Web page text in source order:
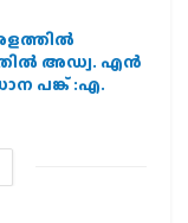
അഡ്വ. എന്‍
പങ്ക് :എ.